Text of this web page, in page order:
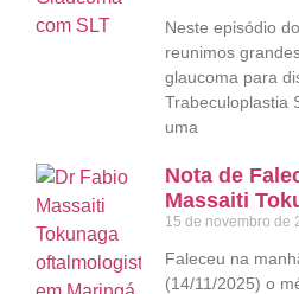
Neste episódio
reunimos
glaucoma para
Trabeculoplastia
uma
Nota de
Massaiti
15 de novembro de
Faleceu na
(14/11/2025) o